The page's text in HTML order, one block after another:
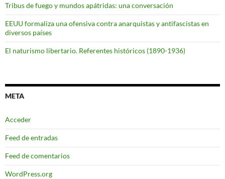
Tribus de fuego y mundos apátridas: una conversación
EEUU formaliza una ofensiva contra anarquistas y antifascistas en
diversos países
El naturismo libertario. Referentes históricos (1890-1936)
META
Acceder
Feed de entradas
Feed de comentarios
WordPress.org